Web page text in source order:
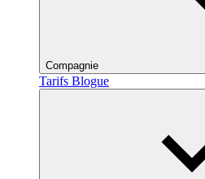
Compagnie
Tarifs Blogue